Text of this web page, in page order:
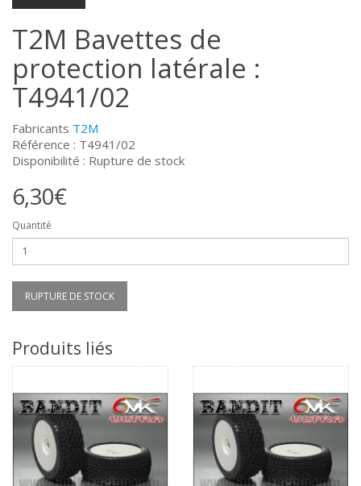
T2M Bavettes de
protection latérale :
T4941/02
Fabricants T2M
Référence : T4941/02
Disponibilité : Rupture de stock
6,30€
Quantité
RUPTURE DE STOCK
Produits liés